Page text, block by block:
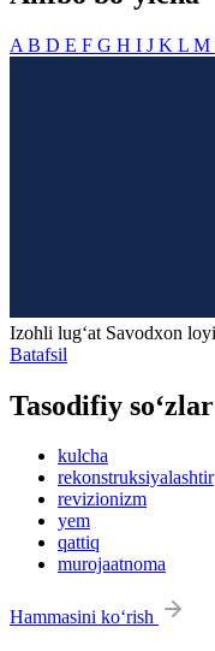
A B D E F G H I J K L M
Izohli lugʻat Savodxon
Batafsil
Tasodifiy so‘zlar
kulcha
rekonstruksiyalashtir
revizionizm
yem
qattiq
murojaatnoma
Hammasini ko‘rish